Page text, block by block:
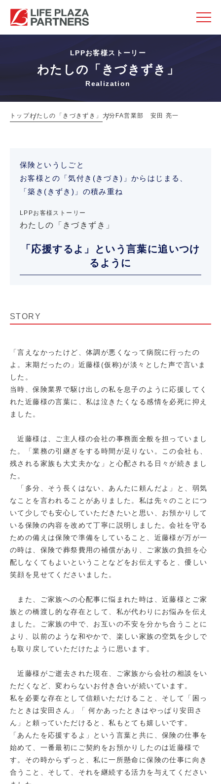
LPPお客様ストーリー
わたしの「きづきずき」
Realization
トップわたしの「きづきずき」 大分FA営業部 安田 亮一
保険というしごと
お客様との「気付き(きづき)」からはじまる、
「築き(きずき)」の積み重ね
LPPお客様ストーリー
わたしの「きづきずき」
「応援するよ」という言葉に追いつけ
るように
STORY
「言えなかったけど、体調が悪くなって病院に行ったの
よ。末期だったの」近藤様(仮称)が淡々とした声で言いま
した。
当時、保険業界で駆け出しの私を息子のように応援してく
れた近藤様の言葉に、私は泣きたくなる感情を必死に抑え
ました。
近藤様は、ご主人様の会社の事務面全般を担っていまし
た。「業務の引継ぎをする時間が足りない。この会社も、
残される家族も大丈夫かな」と心配される日々が続きまし
た。
「多分、そう長くはない、あんたに頼んだよ」と、弱気
なことを言われることがありました。私は先々のことにつ
いて少しでも安心していただきたいと思い、お預かりして
いる保険の内容を改めて丁寧に説明しました。会社を守る
ための備えは保険で準備をしていること、近藤様が万が一
の時は、保険で葬祭費用の補償があり、ご家族の負担を心
配しなくてもよいということなどをお伝えすると、優しい
笑顔を見せてくださいました。
また、ご家族への心配事に悩まれた時は、近藤様とご家
族との橋渡し的な存在として、私が代わりにお悩みを伝え
ました。ご家族の中で、お互いの不安を分かち合うことに
より、以前のような和やかで、楽しい家族の空気を少しで
も取り戻していただけたように思います。
近藤様がご逝去された現在、ご家族から会社の相談をい
ただくなど、変わらないお付き合いが続いています。
私を必要な存在として信頼いただけること、そして「困っ
たときは安田さん」「 何かあったときはやっぱり安田さ
ん」と頼っていただけると、私もとても嬉しいです。
「あんたを応援するよ」という言葉と共に、保険の仕事を
始めて、一番最初にご契約をお預かりしたのは近藤様で
す。その時からずっと、私に一所懸命に保険の仕事に向き
合うこと、そして、それを継続する活力を与えてください